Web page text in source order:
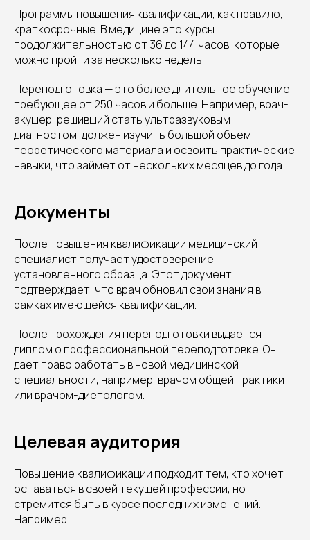
Программы повышения квалификации, как правило,
краткосрочные. В медицине это курсы
продолжительностью от 36 до 144 часов, которые
можно пройти за несколько недель.
Переподготовка — это более длительное обучение,
требующее от 250 часов и больше. Например, врач-
акушер, решивший стать ультразвуковым
диагностом, должен изучить большой объем
теоретического материала и освоить практические
навыки, что займет от нескольких месяцев до года.
Документы
После повышения квалификации медицинский
специалист получает удостоверение
установленного образца. Этот документ
подтверждает, что врач обновил свои знания в
рамках имеющейся квалификации.
После прохождения переподготовки выдается
диплом о профессиональной переподготовке. Он
дает право работать в новой медицинской
специальности, например, врачом общей практики
или врачом-диетологом.
Целевая аудитория
Повышение квалификации подходит тем, кто хочет
оставаться в своей текущей профессии, но
стремится быть в курсе последних изменений.
Например: